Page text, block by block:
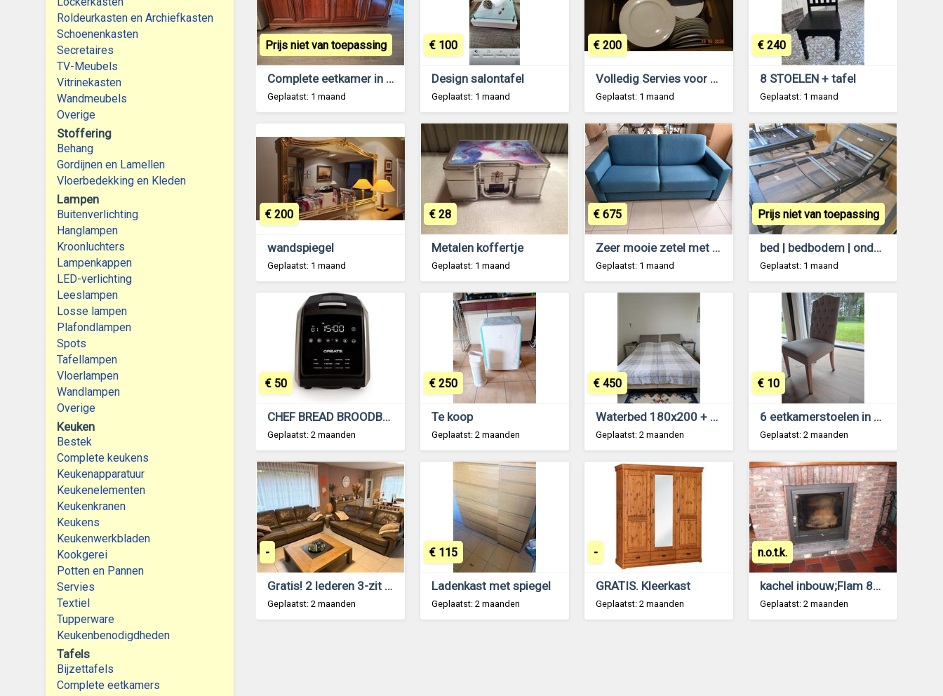
Roldeurkasten en Archiefkasten
Schoenenkasten
Secretaires
TV-Meubels
Vitrinekasten
Wandmeubels
Overige
Stoffering
Behang
Gordijnen en Lamellen
Vloerbedekking en Kleden
Lampen
Buitenverlichting
Hanglampen
Kroonluchters
Lampenkappen
LED-verlichting
Leeslampen
Losse lampen
Plafondlampen
Spots
Tafellampen
Vloerlampen
Wandlampen
Overige
Keuken
Bestek
Complete keukens
Keukenapparatuur
Keukenelementen
Keukenkranen
Keukens
Keukenwerkbladen
Kookgerei
Potten en Pannen
Servies
Textiel
Tupperware
Keukenbenodigdheden
Tafels
Bijzettafels
Complete eetkamers
Complete eetkamer in perfecte staat
Geplaatst: 1 maand
Prijs niet van toepassing
Design salontafel
Geplaatst: 1 maand
€ 100
Volledig Servies voor 12 personen
Geplaatst: 1 maand
€ 200
8 STOELEN + tafel
Geplaatst: 1 maand
€ 240
wandspiegel
Geplaatst: 1 maand
€ 200
Metalen koffertje
Geplaatst: 1 maand
€ 28
Zeer mooie zetel met zetelbed in perfecte staat
Geplaatst: 1 maand
€ 675
bed | bedbodem | onderstel bed | Auping
Geplaatst: 1 maand
Prijs niet van toepassing
CHEF BREAD BROODBAKMACHINE
Geplaatst: 2 maanden
€ 50
Te koop
Geplaatst: 2 maanden
€ 250
Waterbed 180x200 + 2 nachtkastjes complete set
Geplaatst: 2 maanden
€ 450
6 eetkamerstoelen in prima staat beschikbaar
Geplaatst: 2 maanden
€ 10
Gratis! 2 lederen 3-zit zetels met relax
Geplaatst: 2 maanden
-
Ladenkast met spiegel
Geplaatst: 2 maanden
€ 115
GRATIS. Kleerkast
Geplaatst: 2 maanden
-
kachel inbouw;Flam 80x80cm,warme lucht ;15Kw;250€
Geplaatst: 2 maanden
n.o.t.k.